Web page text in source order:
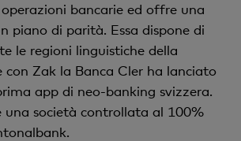
bancarie ed offre una
piano di parità. Essa dispone di
le regioni linguistiche della
con Zak la Banca Cler ha lanciato
app di neo-banking svizzera.
una società controllata al 100%